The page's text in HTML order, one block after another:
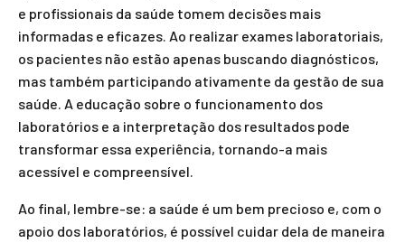
e profissionais da saúde tomem decisões mais
informadas e eficazes. Ao realizar exames laboratoriais,
os pacientes não estão apenas buscando diagnósticos,
mas também participando ativamente da gestão de sua
saúde. A educação sobre o funcionamento dos
laboratórios e a interpretação dos resultados pode
transformar essa experiência, tornando-a mais
acessível e compreensível.
Ao final, lembre-se: a saúde é um bem precioso e, com o
apoio dos laboratórios, é possível cuidar dela de maneira